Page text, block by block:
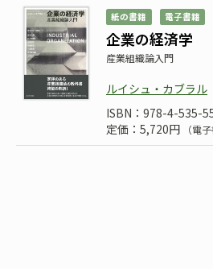
紙の書籍 電子書籍
企業の経済学
産業組織論入門
ルイシュ・カブラル
ISBN：978-4-535-
定価：5,720円
（電